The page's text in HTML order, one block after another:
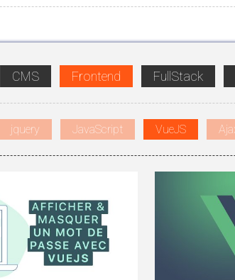
CMS Frontend FullStack
jquery JavaScript VueJS